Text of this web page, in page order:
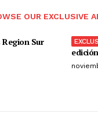
OUR EXCLUSIVE
Sur